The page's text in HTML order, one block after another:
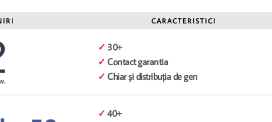
CARACTERISTICI
✓ 30+
✓ Contact garantia
✓ Chiar și distribuția de gen
✓ 40+